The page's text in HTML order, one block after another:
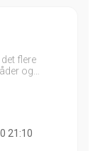
det flere
og…
21:10